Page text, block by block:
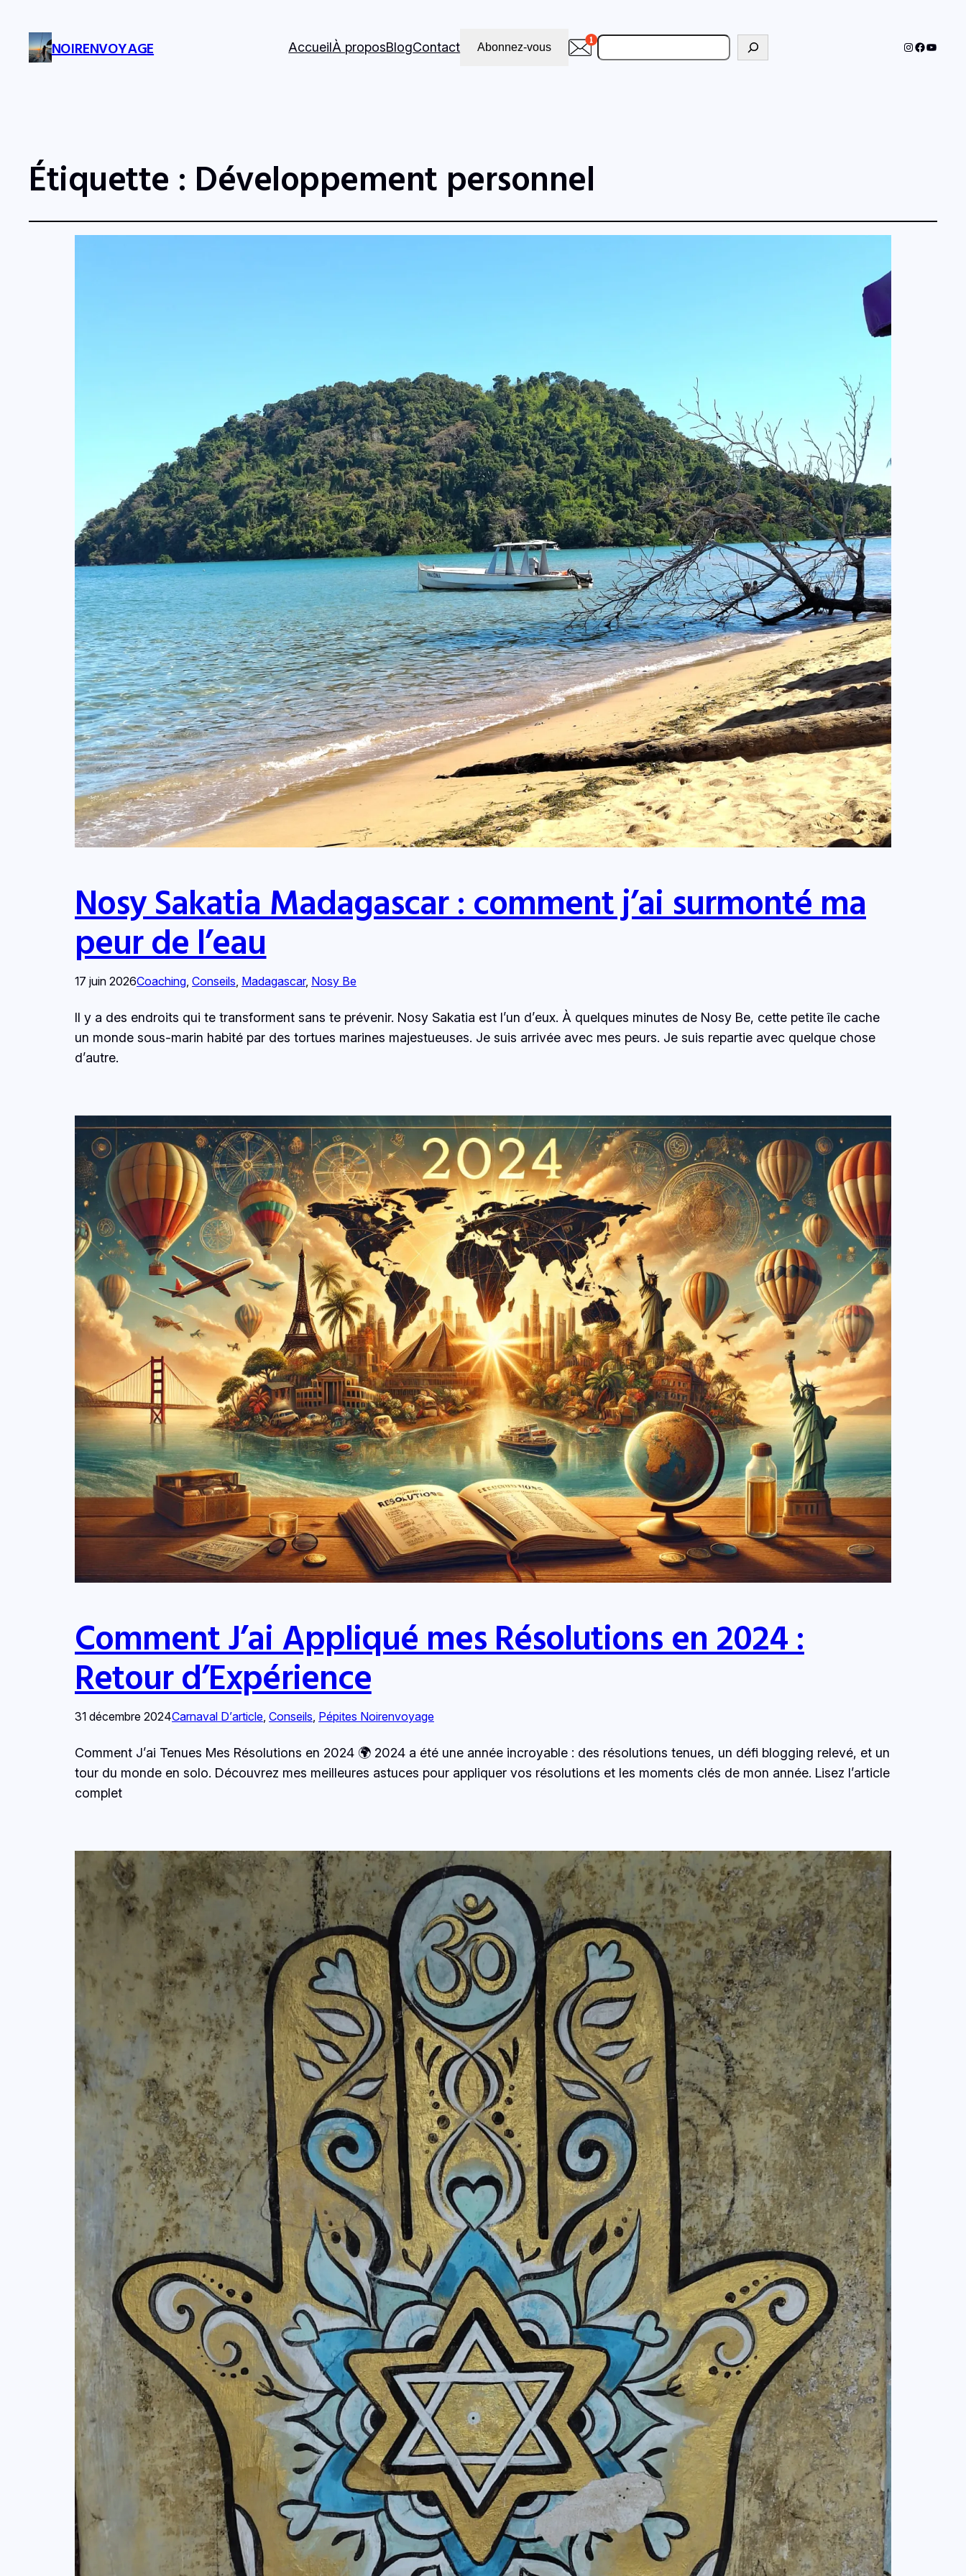
NOIRENVOYAGE AccueilÀ proposBlogContact Abonnez-vous Rechercher Instagram
Étiquette : Développement personnel
Nosy Sakatia Madagascar : comment j’ai surmonté ma
peur de l’eau
17 juin 2026Coaching, Conseils, Madagascar, Nosy Be
Il y a des endroits qui te transforment sans te prévenir. Nosy Sakatia est l’un d’eux. À quelques minutes de Nosy Be, cette petite île cache
un monde sous-marin habité par des tortues marines majestueuses. Je suis arrivée avec mes peurs. Je suis repartie avec quelque chose
d’autre.
Comment J’ai Appliqué mes Résolutions en 2024 :
Retour d’Expérience
31 décembre 2024Carnaval D’article Conseils Pépites Noirenvoyage
Comment J’ai Tenues Mes Résolutions en 2024 🌍 2024 a été une année incroyable : des résolutions tenues, un défi blogging relevé, et un
tour du monde en solo. Découvrez mes meilleures astuces pour appliquer vos résolutions et les moments clés de mon année. Lisez l’article
complet